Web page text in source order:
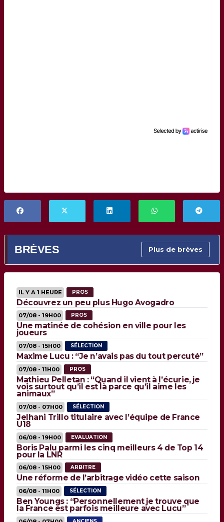
BRÈVES Plus de brèves
IL Y A 1 HEURE PROS
Découvrez un peu plus Hugo Avogadro
07/08 - 19H00 PROS
Une matinée de cohésion en ville pour les
joueurs
07/08 - 15H00 SÉLECTION
Maxime Lucu : “Je n’avais pas du tout percuté”
07/08 - 11H00 PROS
Mathieu Pelletan : “Quand il vient à l’écurie, je
vois surtout qu’il est là parce qu’il aime les
animaux”
07/08 - 07H00 SÉLECTION
Jelhani Trillo titulaire avec l’équipe de France
U18
06/08 - 19H00 EVALUATION
Boris Palu parmi les cinq meilleurs 4 de Top 14
pour la LNR
06/08 - 15H00 ARBITRE
Une réforme de l’arbitrage vidéo cette saison
06/08 - 11H00 SÉLECTION
Ben Youngs : “Personnellement je trouve que
la France est parfois meilleure avec Lucu”